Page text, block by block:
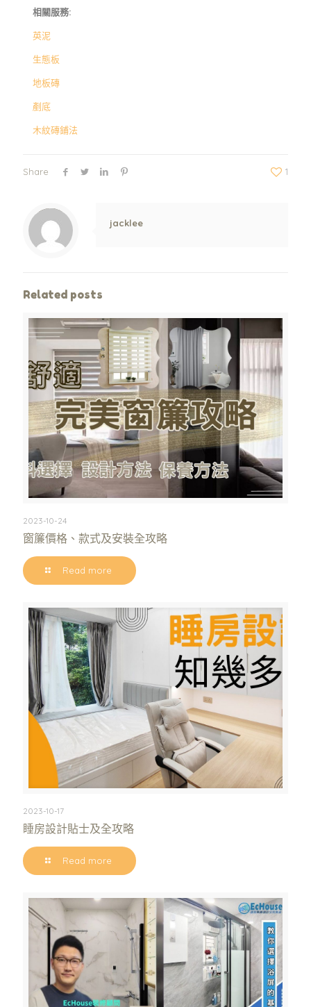
相關服務:
英泥
生態板
地板磚
剷底
木紋磚鋪法
Share 1
Warning
/www/wwwroot/jpshop.hk/wp-content/themes/betheme/includes/content-single.php
on line
286
jacklee
Related posts
2023-10-24
窗簾價格、款式及安裝全攻略
Read more
2023-10-17
睡房設計貼士及全攻略
Read more